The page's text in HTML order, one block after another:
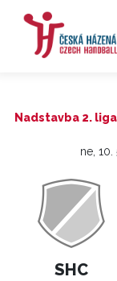
Nadstavba 2.
ne,
SHC